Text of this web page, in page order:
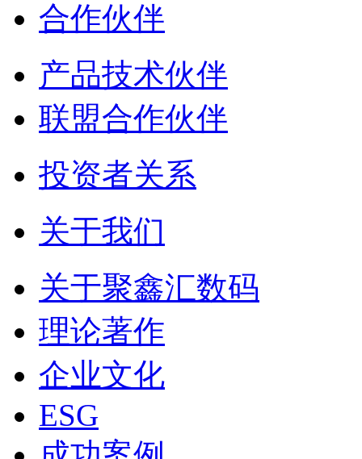
合作伙伴
产品技术伙伴
联盟合作伙伴
投资者关系
关于我们
关于聚鑫汇数码
理论著作
企业文化
ESG